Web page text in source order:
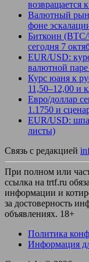
возвращается
Валютный
фоне
Биткоин (BTC/
сегодня 7
EUR/USD:
валютной паре
Курс юаня к
11,50–12,00 и
Евро/доллар
1.1750 и
EUR/USD:
листы)
Связь с редакцией
При полном или
ссылка на trtf.ru
информации и
за достоверность
объявлениях. 18+
Политика
Информация